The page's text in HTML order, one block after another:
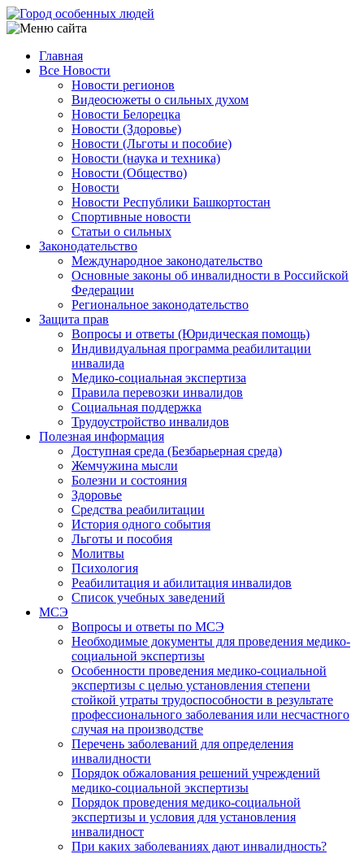
Перейти
к
содержанию
Main
navigation
Главная
Все Новости
Новости регионов
Видеосюжеты о сильных духом
Новости Белорецка
Новости (Здоровье)
Новости (Льготы и пособие)
Новости (наука и техника)
Новости (Общество)
Новости
Новости Республики Башкортостан
Спортивные новости
Статьи о сильных
Законодательство
Международное законодательство
Основные законы об инвалидности в Российской
Федерации
Региональное законодательство
Защита прав
Вопросы и ответы (Юридическая помощь)
Индивидуальная программа реабилитации
инвалида
Медико-социальная экспертиза
Правила перевозки инвалидов
Социальная поддержка
Трудоустройство инвалидов
Полезная информация
Доступная среда (Безбарьерная среда)
Жемчужина мысли
Болезни и состояния
Здоровье
Средства реабилитации
История одного события
Льготы и пособия
Молитвы
Психология
Реабилитация и абилитация инвалидов
Список учебных заведений
МСЭ
Вопросы и ответы по МСЭ
Необходимые документы для проведения медико-
социальной экспертизы
Особенности проведения медико-социальной
экспертизы с целью установления степени
стойкой утраты трудоспособности в результате
профессионального заболевания или несчастного
случая на производстве
Перечень заболеваний для определения
инвалидности
Порядок обжалования решений учреждений
медико-социальной экспертизы
Порядок проведения медико-социальной
экспертизы и условия для установления
инвалидност
При каких заболеваниях дают инвалидность?